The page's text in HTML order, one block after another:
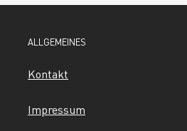
ALLGEMEINES
Kontakt
Impressum